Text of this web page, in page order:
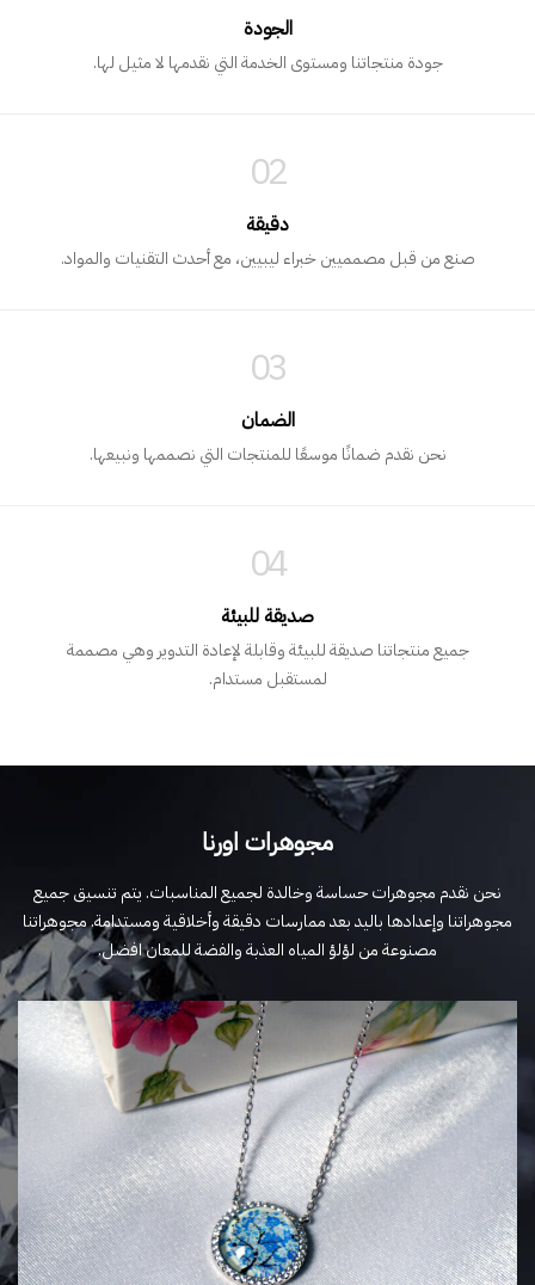
الجودة
جودة منتجاتنا ومستوى الخدمة التي نقدمها لا مثيل لها.
02
دقيقة
صنع من قبل مصمميين خبراء ليبيين، مع أحدث التقنيات والمواد.
03
الضمان
نحن نقدم ضمانًا موسعًا للمنتجات التي نصممها ونبيعها.
04
صديقة للبيئة
جميع منتجاتنا صديقة للبيئة وقابلة لإعادة التدوير وهي مصممة
لمستقبل مستدام.
مجوهرات اورنا
نحن نقدم مجوهرات حساسة وخالدة لجميع المناسبات. يتم تنسيق جميع
مجوهراتنا وإعدادها باليد بعد ممارسات دقيقة وأخلاقية ومستدامة. مجوهراتنا
مصنوعة من لؤلؤ المياه العذبة والفضة للمعان افضل.